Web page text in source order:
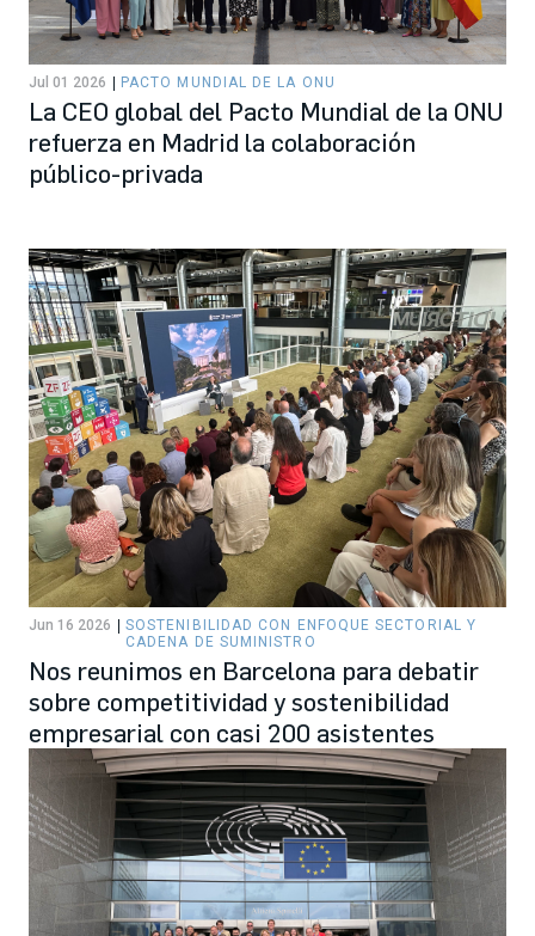
Jul 01 2026 PACTO MUNDIAL DE LA ONU
La CEO global del Pacto Mundial de la ONU
refuerza en Madrid la colaboración
público-privada
Jun 16 2026
SOSTENIBILIDAD CON ENFOQUE SECTORIAL Y
CADENA DE SUMINISTRO
Nos reunimos en Barcelona para debatir
sobre competitividad y sostenibilidad
empresarial con casi 200 asistentes